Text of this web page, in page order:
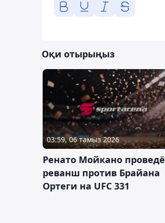
Оқи отырыңыз
03:59, 06 тамыз 2026
Ренато Мойкано
реванш против Брайана
Ортеги на UFC 331